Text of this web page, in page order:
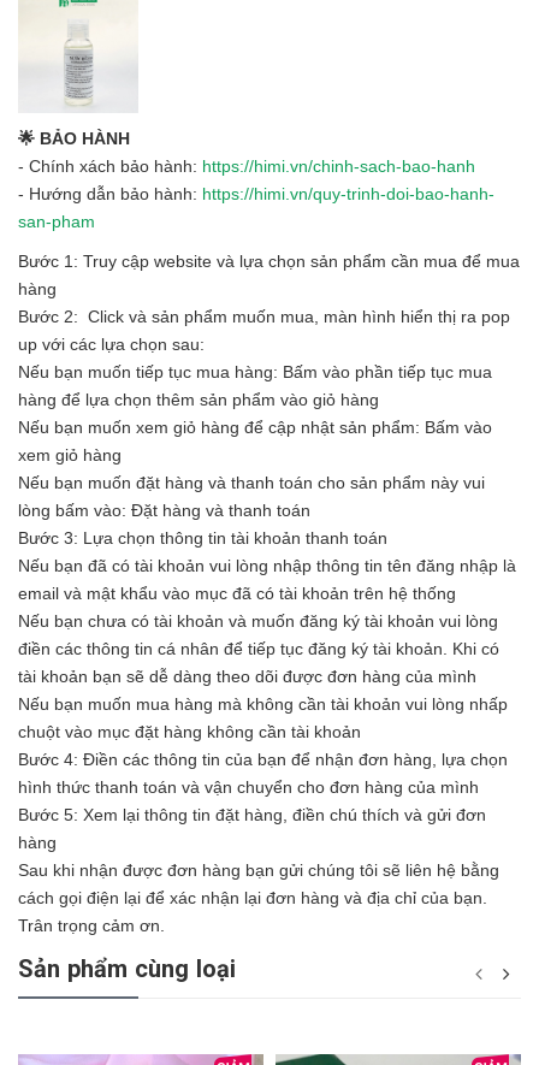
🌟 BẢO HÀNH
- Chính xách bảo hành: https://himi.vn/chinh-sach-bao-hanh
- Hướng dẫn bảo hành: https://himi.vn/quy-trinh-doi-bao-hanh-
san-pham
Bước 1: Truy cập website và lựa chọn sản phẩm cần mua để mua
hàng
Bước 2: Click và sản phẩm muốn mua, màn hình hiển thị ra pop
up với các lựa chọn sau:
Nếu bạn muốn tiếp tục mua hàng: Bấm vào phần tiếp tục mua
hàng để lựa chọn thêm sản phẩm vào giỏ hàng
Nếu bạn muốn xem giỏ hàng để cập nhật sản phẩm: Bấm vào
xem giỏ hàng
Nếu bạn muốn đặt hàng và thanh toán cho sản phẩm này vui
lòng bấm vào: Đặt hàng và thanh toán
Bước 3: Lựa chọn thông tin tài khoản thanh toán
Nếu bạn đã có tài khoản vui lòng nhập thông tin tên đăng nhập là
email và mật khẩu vào mục đã có tài khoản trên hệ thống
Nếu bạn chưa có tài khoản và muốn đăng ký tài khoản vui lòng
điền các thông tin cá nhân để tiếp tục đăng ký tài khoản. Khi có
tài khoản bạn sẽ dễ dàng theo dõi được đơn hàng của mình
Nếu bạn muốn mua hàng mà không cần tài khoản vui lòng nhấp
chuột vào mục đặt hàng không cần tài khoản
Bước 4: Điền các thông tin của bạn để nhận đơn hàng, lựa chọn
hình thức thanh toán và vận chuyển cho đơn hàng của mình
Bước 5: Xem lại thông tin đặt hàng, điền chú thích và gửi đơn
hàng
Sau khi nhận được đơn hàng bạn gửi chúng tôi sẽ liên hệ bằng
cách gọi điện lại để xác nhận lại đơn hàng và địa chỉ của bạn.
Trân trọng cảm ơn.
Sản phẩm cùng loại